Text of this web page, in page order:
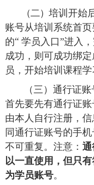
（二） 培训开始
账号从培训系统首
的“ 学员入口”进入
成功，则可成功绑定
员，开始培训课程学
（三 ） 通行证账
首先要先有通行证账
由本人自行注册，
同通行证账号的手机
不可重复。注意： 通
以一直使用，但只
为学员账号。